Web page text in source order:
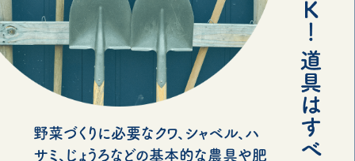
野菜づくりに必要なクワ、シャベル、ハ
サミ、じょうろなどの基本的な農具や肥